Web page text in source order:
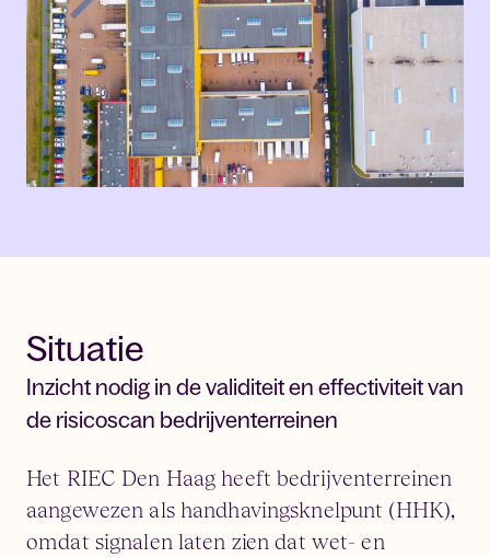
Situatie
Inzicht nodig in de validiteit en effectiviteit van
de risicoscan bedrijventerreinen
Het RIEC Den Haag heeft bedrijventerreinen
aangewezen als handhavingsknelpunt (HHK),
omdat signalen laten zien dat wet- en